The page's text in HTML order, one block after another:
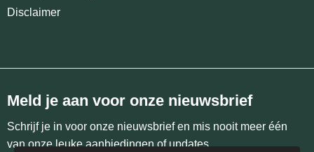
Disclaimer
Meld je aan voor onze nieuwsbrief
Schrijf je in voor onze nieuwsbrief en mis nooit meer één
van onze leuke aanbiedingen of updates.